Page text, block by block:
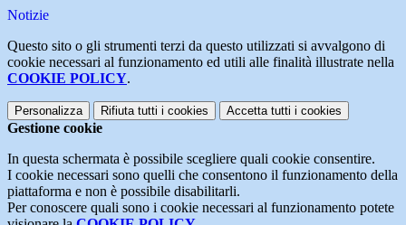
Notizie
Questo sito o gli strumenti terzi da questo utilizzati si avvalgono di
cookie necessari al funzionamento ed utili alle finalità illustrate nella
COOKIE POLICY.
Personalizza Rifiuta tutti i cookies Accetta tutti i cookies
Gestione cookie
In questa schermata è possibile scegliere quali cookie consentire.
I cookie necessari sono quelli che consentono il funzionamento della
piattaforma e non è possibile disabilitarli.
Per conoscere quali sono i cookie necessari al funzionamento potete